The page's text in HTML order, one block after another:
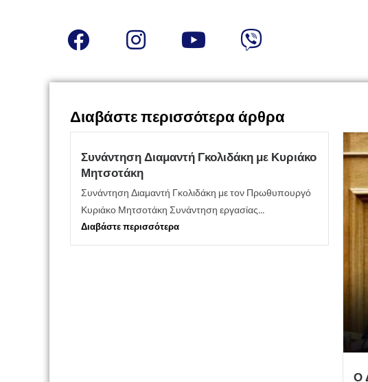
Διαβάστε περισσότερα άρθρα
Συνάντηση Διαμαντή Γκολιδάκη με Κυριάκο
Μητσοτάκη
Συνάντηση Διαμαντή Γκολιδάκη με τον Πρωθυπουργό
Κυριάκο Μητσοτάκη Συνάντηση εργασίας...
Διαβάστε περισσότερα
Ο